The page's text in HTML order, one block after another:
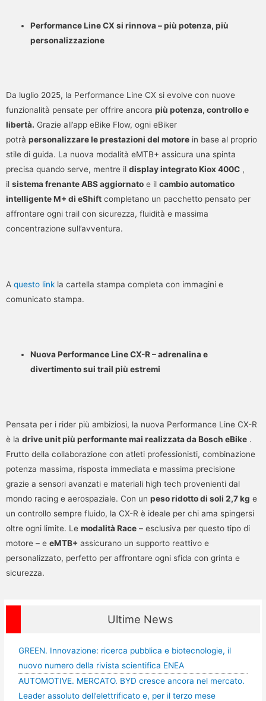
Performance Line CX si rinnova – più potenza, più
personalizzazione
Da luglio 2025, la Performance Line CX si evolve con nuove
funzionalità pensate per offrire ancora più potenza, controllo e
libertà. Grazie all’app eBike Flow, ogni eBiker
potrà personalizzare le prestazioni del motore in base al proprio
stile di guida. La nuova modalità eMTB+ assicura una spinta
precisa quando serve, mentre il display integrato Kiox 400C ,
il sistema frenante ABS aggiornato e il cambio automatico
intelligente M+ di eShift completano un pacchetto pensato per
affrontare ogni trail con sicurezza, fluidità e massima
concentrazione sull’avventura.
A questo link la cartella stampa completa con immagini e
comunicato stampa.
Nuova Performance Line CX-R – adrenalina e
divertimento sui trail più estremi
Pensata per i rider più ambiziosi, la nuova Performance Line CX-R
è la drive unit più performante mai realizzata da Bosch eBike .
Frutto della collaborazione con atleti professionisti, combinazione
potenza massima, risposta immediata e massima precisione
grazie a sensori avanzati e materiali high tech provenienti dal
mondo racing e aerospaziale. Con un peso ridotto di soli 2,7 kg e
un controllo sempre fluido, la CX-R è ideale per chi ama spingersi
oltre ogni limite. Le modalità Race – esclusiva per questo tipo di
motore – e eMTB+ assicurano un supporto reattivo e
personalizzato, perfetto per affrontare ogni sfida con grinta e
sicurezza.
Ultime News
GREEN. Innovazione: ricerca pubblica e biotecnologie, il
nuovo numero della rivista scientifica ENEA
AUTOMOTIVE. MERCATO. BYD cresce ancora nel mercato.
Leader assoluto dell’elettrificato e, per il terzo mese